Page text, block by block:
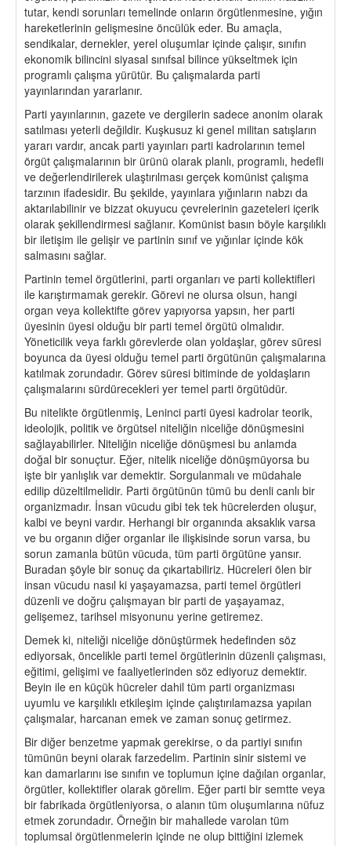
tutar, kendi sorunları temelinde onların örgütlenmesine, yığın
hareketlerinin gelişmesine öncülük eder. Bu amaçla,
sendikalar, dernekler, yerel oluşumlar içinde çalışır, sınıfın
ekonomik bilincini siyasal sınıfsal bilince yükseltmek için
programlı çalışma yürütür. Bu çalışmalarda parti
yayınlarından yararlanır.
Parti yayınlarının, gazete ve dergilerin sadece anonim olarak
satılması yeterli değildir. Kuşkusuz ki genel militan satışların
yararı vardır, ancak parti yayınları parti kadrolarının temel
örgüt çalışmalarının bir ürünü olarak planlı, programlı, hedefli
ve değerlendirilerek ulaştırılması gerçek komünist çalışma
tarzının ifadesidir. Bu şekilde, yayınlara yığınların nabzı da
aktarılabilinir ve bizzat okuyucu çevrelerinin gazeteleri içerik
olarak şekillendirmesi sağlanır. Komünist basın böyle karşılıklı
bir iletişim ile gelişir ve partinin sınıf ve yığınlar içinde kök
salmasını sağlar.
Partinin temel örgütlerini, parti organları ve parti kollektifleri
ile karıştırmamak gerekir. Görevi ne olursa olsun, hangi
organ veya kollektifte görev yapıyorsa yapsın, her parti
üyesinin üyesi olduğu bir parti temel örgütü olmalıdır.
Yöneticilik veya farklı görevlerde olan yoldaşlar, görev süresi
boyunca da üyesi olduğu temel parti örgütünün çalışmalarına
katılmak zorundadır. Görev süresi bitiminde de yoldaşların
çalışmalarını sürdürecekleri yer temel parti örgütüdür.
Bu nitelikte örgütlenmiş, Leninci parti üyesi kadrolar teorik,
ideolojik, politik ve örgütsel niteliğin niceliğe dönüşmesini
sağlayabilirler. Niteliğin niceliğe dönüşmesi bu anlamda
doğal bir sonuçtur. Eğer, nitelik niceliğe dönüşmüyorsa bu
işte bir yanlışlık var demektir. Sorgulanmalı ve müdahale
edilip düzeltilmelidir. Parti örgütünün tümü bu denli canlı bir
organizmadır. İnsan vücudu gibi tek tek hücrelerden oluşur,
kalbi ve beyni vardır. Herhangi bir organında aksaklık varsa
ve bu organın diğer organlar ile ilişkisinde sorun varsa, bu
sorun zamanla bütün vücuda, tüm parti örgütüne yansır.
Buradan şöyle bir sonuç da çıkartabiliriz. Hücreleri ölen bir
insan vücudu nasıl ki yaşayamazsa, parti temel örgütleri
düzenli ve doğru çalışmayan bir parti de yaşayamaz,
gelişemez, tarihsel misyonunu yerine getiremez.
Demek ki, niteliği niceliğe dönüştürmek hedefinden söz
ediyorsak, öncelikle parti temel örgütlerinin düzenli çalışması,
eğitimi, gelişimi ve faaliyetlerinden söz ediyoruz demektir.
Beyin ile en küçük hücreler dahil tüm parti organizması
uyumlu ve karşılıklı etkileşim içinde çalıştırılamazsa yapılan
çalışmalar, harcanan emek ve zaman sonuç getirmez.
Bir diğer benzetme yapmak gerekirse, o da partiyi sınıfın
tümünün beyni olarak farzedelim. Partinin sinir sistemi ve
kan damarlarını ise sınıfın ve toplumun içine dağılan organlar,
örgütler, kollektifler olarak görelim. Eğer parti bir semtte veya
bir fabrikada örgütleniyorsa, o alanın tüm oluşumlarına nüfuz
etmek zorundadır. Örneğin bir mahallede varolan tüm
toplumsal örgütlenmelerin içinde ne olup bittiğini izlemek